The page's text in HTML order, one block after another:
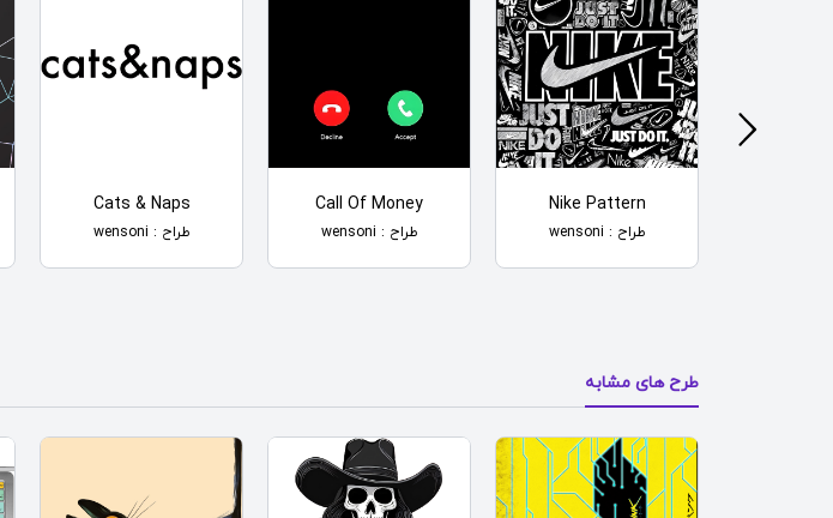
Nike Pattern
طراح : wensoni
Call Of Money
طراح : wensoni
Cats & Naps
طراح : wensoni
طرح های مشابه